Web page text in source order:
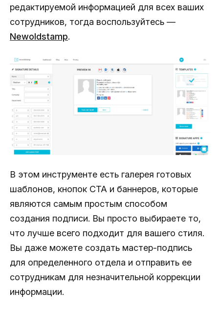
редактируемой информацией для всех ваших
сотрудников, тогда воспользуйтесь —
Newoldstamp.
В этом инструменте есть галерея готовых
шаблонов, кнопок CTA и баннеров, которые
являются самым простым способом
создания подписи. Вы просто выбираете то,
что лучше всего подходит для вашего стиля.
Вы даже можете создать мастер-подпись
для определенного отдела и отправить ее
сотрудникам для незначительной коррекции
информации.